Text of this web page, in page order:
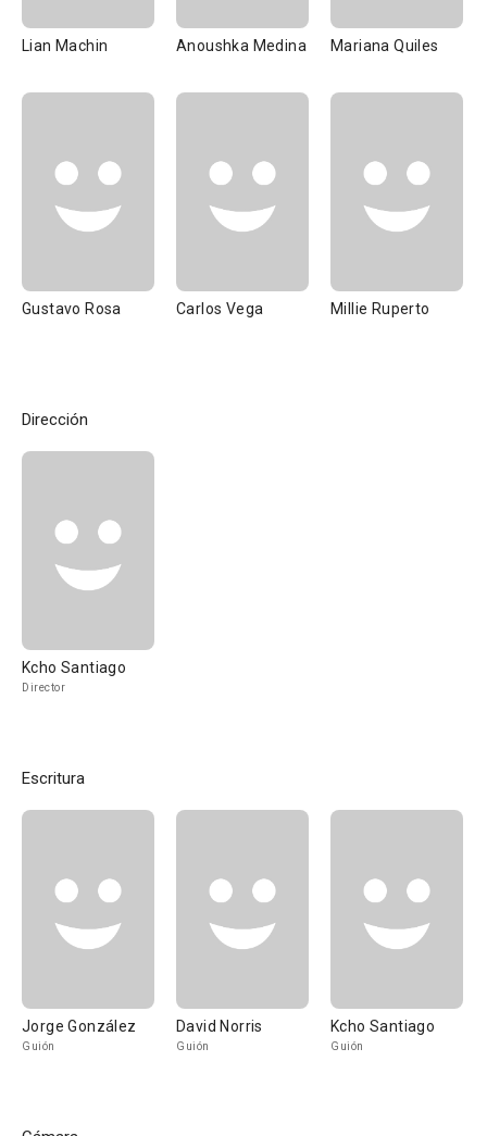
Lian Machin Anoushka Medina Mariana Quiles
Gustavo Rosa Carlos Vega Millie Ruperto
Dirección
Kcho Santiago
Director
Escritura
Jorge González
Guión
David Norris
Guión
Kcho Santiago
Guión